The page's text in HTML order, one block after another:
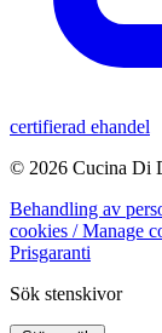
certifierad ehandel
© 2026 Cucina Di
Behandling av
cookies / Manage
Prisgaranti
Sök stenskivor